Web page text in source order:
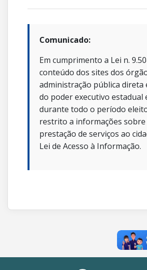
Comunicado:
Em cumprimento a Lei n.
conteúdo dos sites dos
administração pública direta
do poder executivo estadual
durante todo o período
restrito a informações sobre
prestação de serviços ao
Lei de Acesso à Informação.